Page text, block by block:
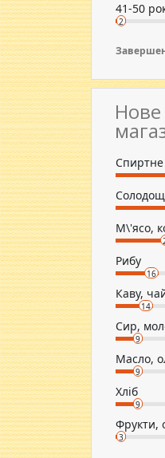
41-50
2
Спиртне
М\'ясо,
Рибу
16
Каву,
14
Сир,
9
Масло,
9
Хліб
9
Фрукти,
3